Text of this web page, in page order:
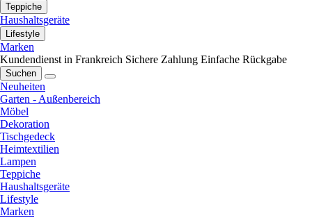
Teppiche
Haushaltsgeräte
Lifestyle
Marken
Kundendienst in Frankreich Sichere Zahlung Einfache Rückgabe
Suchen
Neuheiten
Garten - Außenbereich
Möbel
Dekoration
Tischgedeck
Heimtextilien
Lampen
Teppiche
Haushaltsgeräte
Lifestyle
Marken